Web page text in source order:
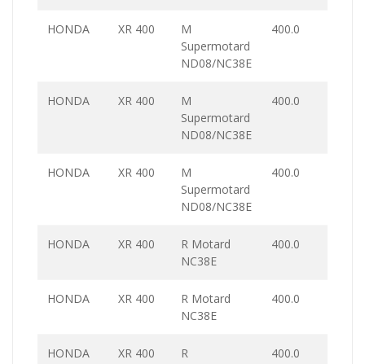
HONDA XR 400
M
Supermotard
ND08/NC38E
400.0
HONDA XR 400
M
Supermotard
ND08/NC38E
400.0
HONDA XR 400
M
Supermotard
ND08/NC38E
400.0
HONDA XR 400
R Motard
NC38E
400.0
HONDA XR 400
R Motard
NC38E
400.0
HONDA XR 400 R 400.0